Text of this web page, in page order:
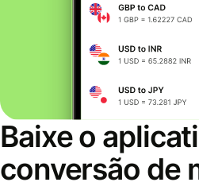
Baixe o
conversão de